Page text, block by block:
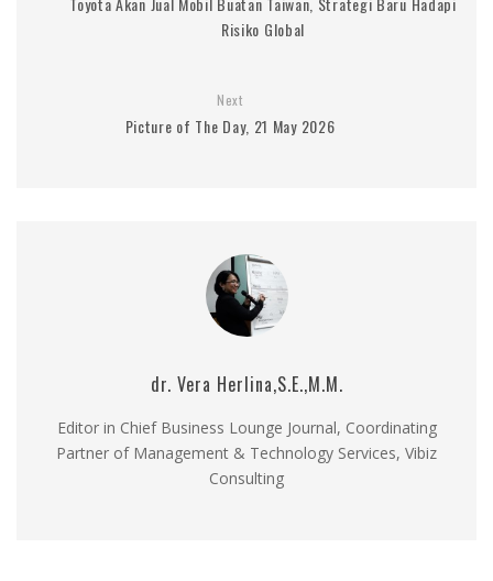
Risiko Global
Next
Picture of The Day, 21 May 2026
dr. Vera Herlina,S.E.,M.M.
Editor in Chief Business Lounge Journal, Coordinating
Partner of Management & Technology Services, Vibiz
Consulting